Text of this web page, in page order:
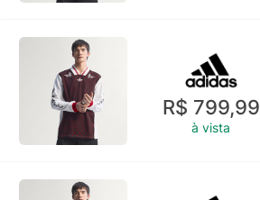
R$ 799,99
à vista